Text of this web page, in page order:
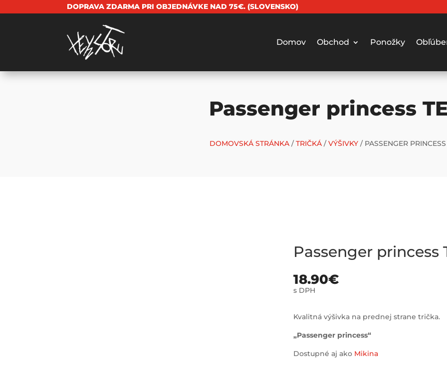
DOPRAVA ZDARMA PRI OBJEDNÁVKE NAD 75€. (SLOVENSKO)
Domov Obchod Ponožky
Passenger princess
DOMOVSKÁ STRÁNKA / TRIČKÁ / VÝŠIVKY / PASSENGER
Passenger princess
18.90€
s DPH
Kvalitná výšivka na prednej strane trička.
„Passenger princess“
Dostupné aj ako Mikina